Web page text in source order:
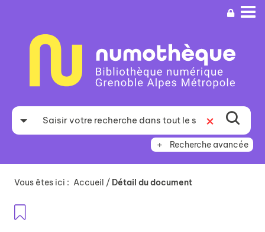
recherche
Recherche avancée
Vous êtes ici : Accueil / Détail du document